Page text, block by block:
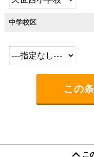
中学校区
こ